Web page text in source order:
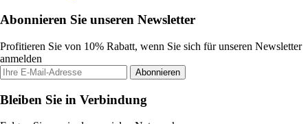
Abonnieren Sie unseren Newsletter
Profitieren Sie von 10% Rabatt, wenn Sie sich für unseren Newsletter
anmelden
Abonnieren
Bleiben Sie in Verbindung